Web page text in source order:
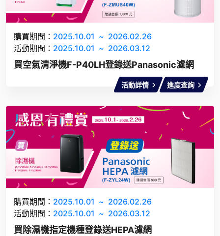
購買期間： 2025.10.01 ~ 2026.02.26
活動期間： 2025.10.01 ~ 2026.03.12
買空氣清淨機F-P40LH登錄送Panasonic濾網
活動詳情 進度查詢
購買期間： 2025.10.01 ~ 2026.02.26
活動期間： 2025.10.01 ~ 2026.03.12
買除濕機指定機種登錄送HEPA濾網